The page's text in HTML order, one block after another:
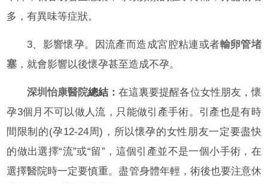
多，有異味等症狀。
3、影響懷孕。因流產而造成宮腔粘連或者輸卵管堵
塞 ，就會影響以後懷孕甚至造成不孕。
深圳怡康醫院總結：在這裏要提醒各位女性朋友，懷
孕3個月不可以做人流，只能做引產手術。引產也是有時
間限制的(孕12-24周)，所以懷孕的女性朋友一定要盡快
的做出選擇“流”或“留”，這個引產並不是一個小手術，在
選擇醫院時一定要慎重。盡管身體年輕，術後也要注意休